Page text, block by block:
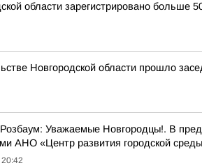
области зарегистрировано больше
Новгородской области прошло
Уважаемые Новгородцы!. В
АНО «Центр развития городской